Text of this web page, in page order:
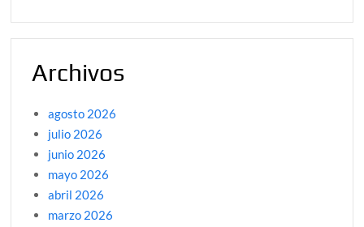
Archivos
agosto 2026
julio 2026
junio 2026
mayo 2026
abril 2026
marzo 2026